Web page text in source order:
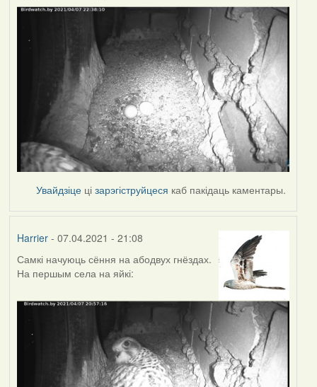
Увайдзіце цізарэгіструйцеся каб пакідаць каментары.
Harrier- 07.04.2021 - 21:08
Самкі начуюць сёння на абодвух гнёздах.
На першым села на яйкі: